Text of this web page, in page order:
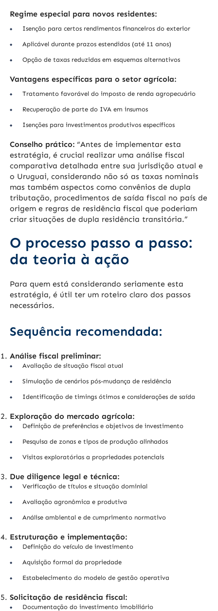
Regime especial para novos residentes:
Isenção para certos rendimentos financeiros do exterior
Aplicável durante prazos estendidos (até 11 anos)
Opção de taxas reduzidas em esquemas alternativos
Vantagens específicas para o setor agrícola:
Tratamento favorável do imposto de renda agropecuário
Recuperação de parte do IVA em insumos
Isenções para investimentos produtivos específicos
Conselho prático: “Antes de implementar esta
estratégia, é crucial realizar uma análise fiscal
comparativa detalhada entre sua jurisdição atual e
o Uruguai, considerando não só as taxas nominais
mas também aspectos como convênios de dupla
tributação, procedimentos de saída fiscal no país de
origem e regras de residência fiscal que poderiam
criar situações de dupla residência transitória.”
O processo passo a passo:
da teoria à ação
Para quem está considerando seriamente esta
estratégia, é útil ter um roteiro claro dos passos
necessários.
Sequência recomendada:
Análise fiscal preliminar:
Avaliação de situação fiscal atual
Simulação de cenários pós-mudança de residência
Identificação de timings ótimos e considerações de saída
Exploração do mercado agrícola:
Definição de preferências e objetivos de investimento
Pesquisa de zonas e tipos de produção alinhados
Visitas exploratórias a propriedades potenciais
Due diligence legal e técnica:
Verificação de títulos e situação dominial
Avaliação agronômica e produtiva
Análise ambiental e de cumprimento normativo
Estruturação e implementação:
Definição do veículo de investimento
Aquisição formal da propriedade
Estabelecimento do modelo de gestão operativa
Solicitação de residência fiscal:
Documentação do investimento imobiliário